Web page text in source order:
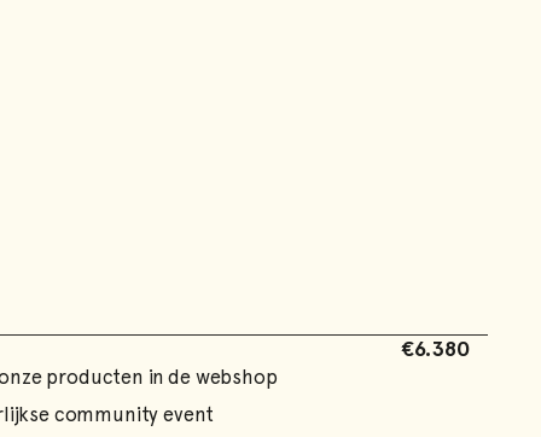
€6.380
producten in de webshop
community event